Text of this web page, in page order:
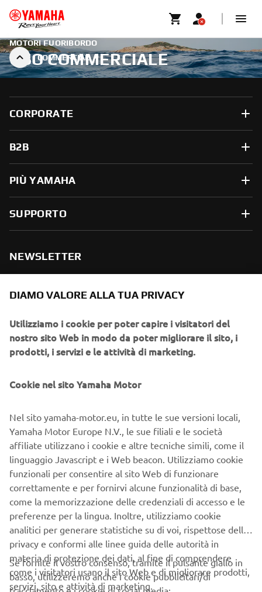
COMMERCIAL
MOTORI FUORIBORDO
USO COMMERCIALE
CORPORATE
B2B
PIÙ YAMAHA
SUPPORTO
NEWSLETTER
nuove uscite e molto altro
ISCRIVITI
Leggi la nostra Informativa sulla privacy per sapere come
Italy (Italian)
© Copyright - 2026 Yamaha Motor Europe N.V. - All Rights
Reserved
Informativa sulla privacyCookiesNote legali
DIAMO VALORE ALLA TUA PRIVACY
Utilizziamo i cookie per poter capire i visitatori del
nostro sito Web in modo da poter migliorare il sito, i
prodotti, i servizi e le attività di marketing.
Cookie nel sito Yamaha Motor
Nel sito yamaha-motor.eu, in tutte le sue versioni locali,
Yamaha Motor Europe N.V., le sue filiali e le società
affiliate utilizzano i cookie e altre tecniche simili, come il
linguaggio Javascript e i Web beacon. Utilizziamo cookie
funzionali per consentire al sito Web di funzionare
correttamente e per fornirvi alcune funzionalità di base,
come la memorizzazione delle credenziali di accesso e le
preferenze per la lingua. Inoltre, utilizziamo cookie
analitici per generare statistiche su di voi, rispettose della
privacy e conformi alle linee guida delle autorità in
materia di protezione dei dati, al fine di comprendere
come i visitatori usano il sito Web e di migliorare prodotti,
servizi, sito e attività di marketing.
Se fornite il vostro consenso, tramite il pulsante giallo in
basso, utilizzeremo anche i cookie pubblicitari/di
tracciamento e i cookie di social media: